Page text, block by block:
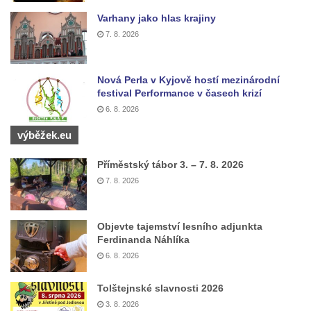
Kostel Krista Spasitele ve Frýdlantu
Kaple Getsemanské zahrady na křížové
cestě na Křížovém vrchu ve Frýdlantu
Kaple Božího hrobu na Křížové cestě na
Křížovém vrchu ve Frýdlantu
Poustevna na Křížové cestě na Křížovém
vrchu ve Frýdlantu
Kostel svatého Jakuba Většího v Sokolově
Kostel Nanebevzetí Panny Marie ve
Slunečné
Kostel Jména Panny Marie v Sepekově
Kostel svatých Petra a Pavla v Růžové
Kaple Stětí svatého Jana Křtitele v
Rumburku
Bývalá synagoga v Milevsku
Varhany jako hlas krajiny
7. 8. 2026
Nová Perla v Kyjově hostí mezinárodní
festival Performance v časech krizí
6. 8. 2026
výběžek.eu
Příměstský tábor 3. – 7. 8. 2026
7. 8. 2026
Objevte tajemství lesního adjunkta
Ferdinanda Náhlíka
6. 8. 2026
Tolštejnské slavnosti 2026
3. 8. 2026